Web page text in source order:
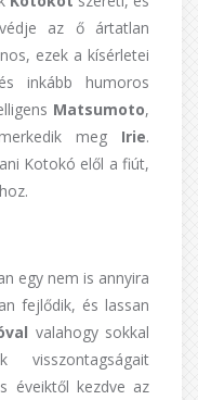
az ő ártatlan
ezek a kísérletei
inkább humoros
Matsumoto,
meg Irie.
Kotokó elől a fiút,
egy nem is annyira
fejlődik, és lassan
valahogy sokkal
éveiktől kezdve az